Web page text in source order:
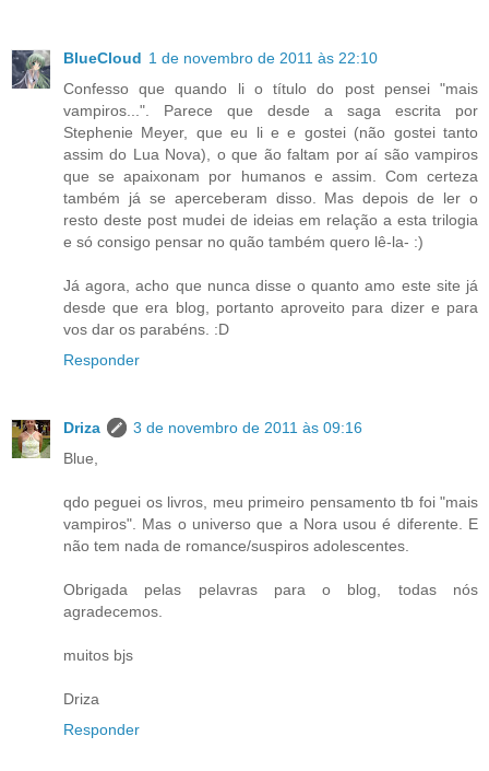
BlueCloud 1 de novembro de 2011 às 22:10
Confesso que quando li o título do post pensei "mais
vampiros...". Parece que desde a saga escrita por
Stephenie Meyer, que eu li e e gostei (não gostei tanto
assim do Lua Nova), o que ão faltam por aí são vampiros
que se apaixonam por humanos e assim. Com certeza
também já se aperceberam disso. Mas depois de ler o
resto deste post mudei de ideias em relação a esta trilogia
e só consigo pensar no quão também quero lê-la- :)
Já agora, acho que nunca disse o quanto amo este site já
desde que era blog, portanto aproveito para dizer e para
vos dar os parabéns. :D
Responder
Driza
3 de novembro de 2011 às 09:16
Blue,
qdo peguei os livros, meu primeiro pensamento tb foi "mais
vampiros". Mas o universo que a Nora usou é diferente. E
não tem nada de romance/suspiros adolescentes.
Obrigada pelas pelavras para o blog, todas nós
agradecemos.
muitos bjs
Driza
Responder